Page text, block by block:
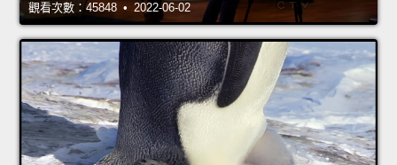
觀看次數：45848 • 2022-06-02